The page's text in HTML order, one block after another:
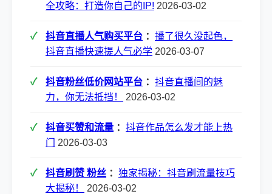
全攻略：打造你自己的IP! 2026-03-02
抖音直播人气购买平台 ： 播了很久没起色，
抖音直播快速提人气必学 2026-03-07
抖音粉丝低价网站平台 ： 抖音直播间的魅
力，你无法抵挡！
2026-03-02
抖音买赞和流量 ： 抖音作品怎么发才能上热
门
2026-03-03
抖音刷赞 粉丝 ： 独家揭秘：抖音刷流量技巧
大揭秘！
2026-03-02